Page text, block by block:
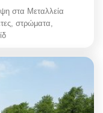
στα Μεταλλεία
στρώματα,